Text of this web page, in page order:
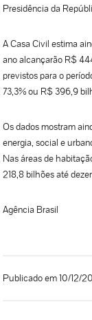
Presidência da
A Casa Civil estima
ano alcançarão R$
previstos para o
73,3% ou R$ 396,9
Os dados mostram
energia, social e
Nas áreas de
218,8 bilhões até
Agência Brasil
Publicado em 10/12/